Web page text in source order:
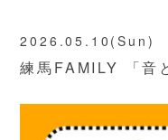
2026.05.10(Sun)
練馬FAMILY 「音